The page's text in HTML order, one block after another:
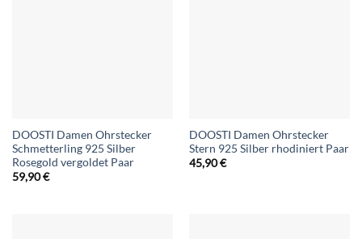
DOOSTI Damen Ohrstecker
Schmetterling 925 Silber
Rosegold vergoldet Paar
59,90€
DOOSTI Damen Ohrstecker
Stern 925 Silber rhodiniert Paar
45,90€